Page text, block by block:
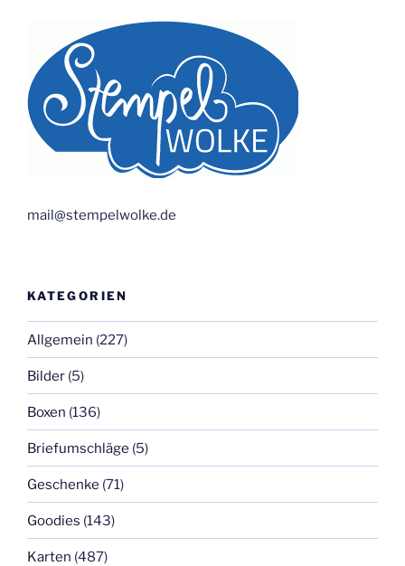
mail@stempelwolke.de
KATEGORIEN
Allgemein (227)
Bilder (5)
Boxen (136)
Briefumschläge (5)
Geschenke (71)
Goodies (143)
Karten (487)